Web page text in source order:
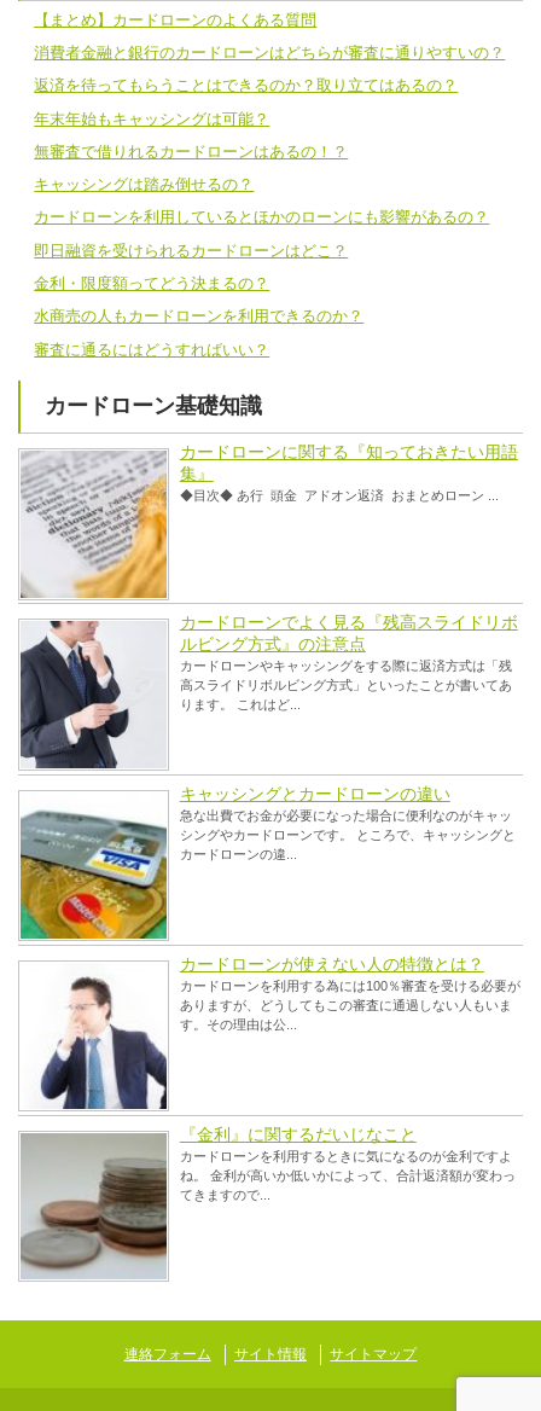
【まとめ】カードローンのよくある質問
消費者金融と銀行のカードローンはどちらが審査に通りやすいの？
返済を待ってもらうことはできるのか？取り立てはあるの？
年末年始もキャッシングは可能？
無審査で借りれるカードローンはあるの！？
キャッシングは踏み倒せるの？
カードローンを利用しているとほかのローンにも影響があるの？
即日融資を受けられるカードローンはどこ？
金利・限度額ってどう決まるの？
水商売の人もカードローンを利用できるのか？
審査に通るにはどうすればいい？
カードローン基礎知識
カードローンに関する『知っておきたい用語
集』
◆目次◆ あ行 頭金 アドオン返済 おまとめローン ...
カードローンでよく見る『残高スライドリボ
ルビング方式』の注意点
カードローンやキャッシングをする際に返済方式は「残
高スライドリボルビング方式」といったことが書いてあ
ります。 これはど...
キャッシングとカードローンの違い
急な出費でお金が必要になった場合に便利なのがキャッ
シングやカードローンです。 ところで、キャッシングと
カードローンの違...
カードローンが使えない人の特徴とは？
カードローンを利用する為には100％審査を受ける必要が
ありますが、どうしてもこの審査に通過しない人もいま
す。その理由は公...
『金利』に関するだいじなこと
カードローンを利用するときに気になるのが金利ですよ
ね。 金利が高いか低いかによって、合計返済額が変わっ
てきますので...
連絡フォーム サイト情報 サイトマップ